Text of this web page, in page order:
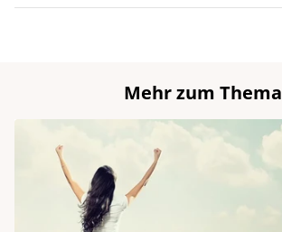
Mehr zum Thema